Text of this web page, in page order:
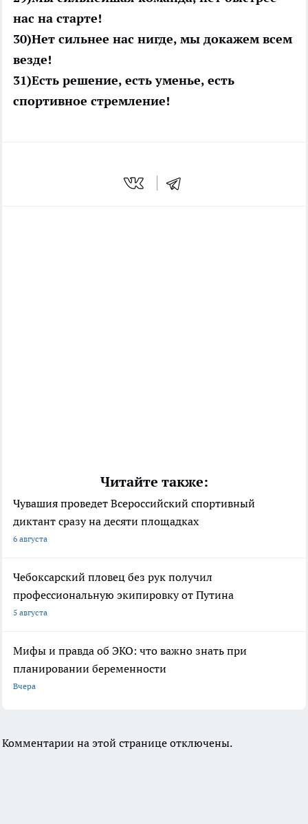
нас на старте!
30)Нет сильнее нас нигде, мы докажем всем
везде!
31)Есть решение, есть уменье, есть
спортивное стремление!
Читайте также:
Чувашия проведет Всероссийский спортивный
диктант сразу на десяти площадках
6 августа
Чебоксарский пловец без рук получил
профессиональную экипировку от Путина
5 августа
Мифы и правда об ЭКО: что важно знать при
планировании беременности
Вчера
Комментарии на этой странице отключены.